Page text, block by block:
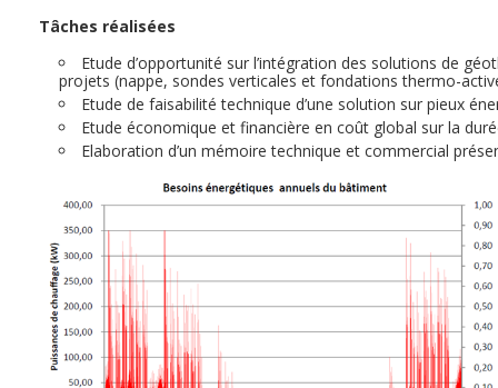
Tâches réalisées
Etude d’opportunité sur l’intégration des solutions de
projets (nappe, sondes verticales et fondations thermo-
Etude de faisabilité technique d’une solution sur pieux
Etude économique et financière en coût global sur la
Elaboration d’un mémoire technique et commercial